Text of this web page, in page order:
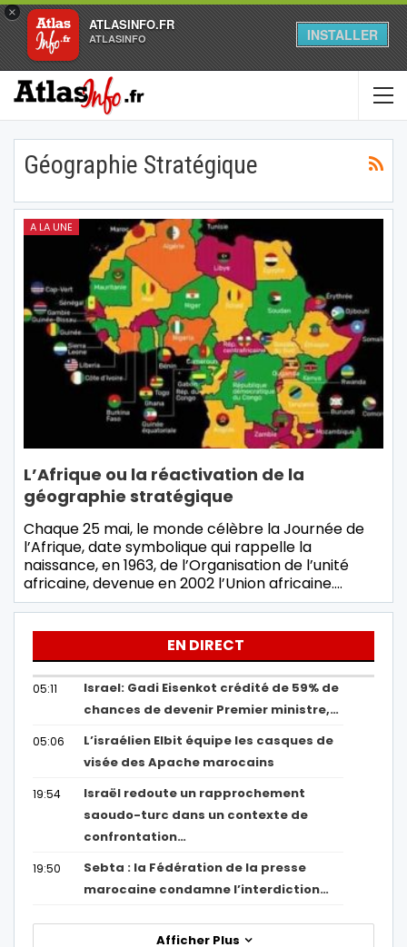
×
ATLASINFO.FR
ATLASINFO INSTALLER
Géographie Stratégique
A LA UNE
L’Afrique ou la réactivation de la
géographie stratégique
Chaque 25 mai, le monde célèbre la Journée de
l’Afrique, date symbolique qui rappelle la
naissance, en 1963, de l’Organisation de l’unité
africaine, devenue en 2002 l’Union africaine.…
EN DIRECT
05:11
Israel: Gadi Eisenkot crédité de 59% de
chances de devenir Premier ministre,…
05:06
L’israélien Elbit équipe les casques de
visée des Apache marocains
19:54
Israël redoute un rapprochement
saoudo-turc dans un contexte de
confrontation…
19:50
Sebta : la Fédération de la presse
marocaine condamne l’interdiction…
Afficher Plus